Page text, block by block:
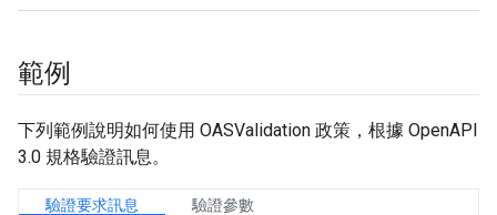
範例
下列範例說明如何使用 OASValidation 政策，根據 OpenAPI
3.0 規格驗證訊息。
驗證要求訊息 驗證參數